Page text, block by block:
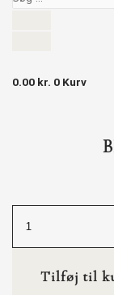
0.00 kr. 0 Kurv
Tilføj til